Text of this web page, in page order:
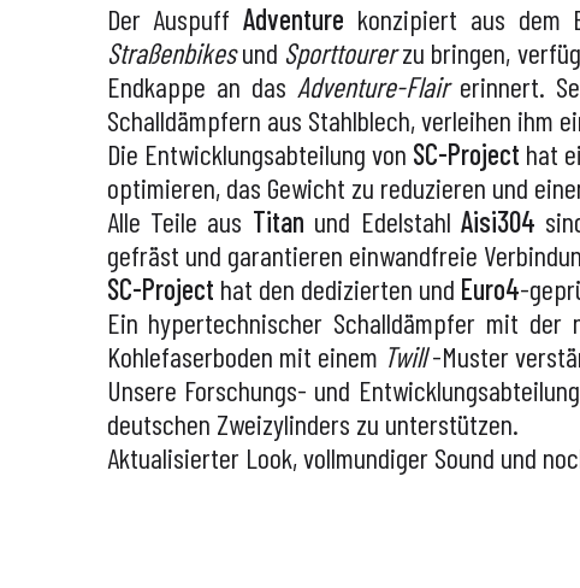
Der AuspuffAdventure konzipiert aus dem
Straßenbikesund Sporttourerzu bringen,
Endkappe an das Adventure-Flairerinnert.
Schalldämpfern aus Stahlblech, verleihen ihm
Die Entwicklungsabteilung von SC-Project hat
optimieren, das Gewicht zu reduzieren und
Alle Teile aus Titan und Edelstahl Aisi304
gefräst und garantieren einwandfreie
SC-Project hat den dedizierten und Euro4-
Ein hypertechnischer Schalldämpfer mit der
Kohlefaserboden mit einem Twill-Muster
Unsere Forschungs- und
deutschen Zweizylinders zu unterstützen.
Aktualisierter Look, vollmundiger Sound und